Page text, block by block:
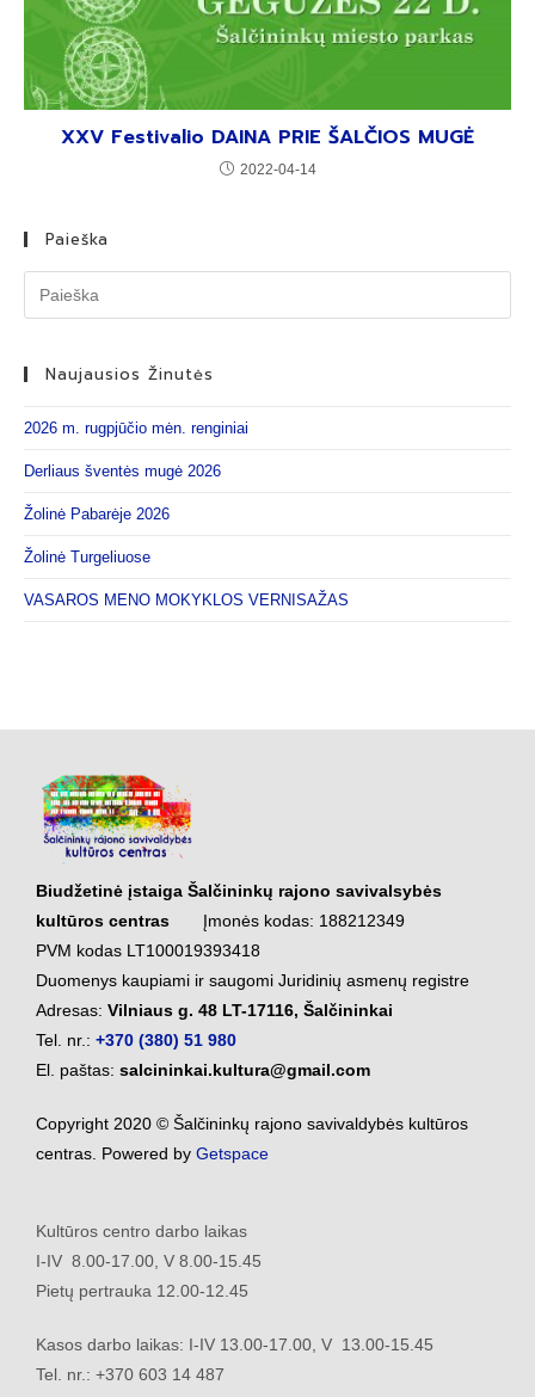
XXV Festivalio DAINA PRIE ŠALČIOS MUGĖ
2022-04-14
Paieška
Naujausios Žinutės
2026 m. rugpjūčio mėn. renginiai
Derliaus šventės mugė 2026
Žolinė Pabarėje 2026
Žolinė Turgeliuose
VASAROS MENO MOKYKLOS VERNISAŽAS
Biudžetinė įstaiga Šalčininkų rajono savivalsybės
kultūros centras
Įmonės kodas: 188212349
PVM kodas LT100019393418
Duomenys kaupiami ir saugomi Juridinių asmenų registre
Adresas: Vilniaus g. 48 LT-17116, Šalčininkai
Tel. nr.: +370 (380) 51 980
El. paštas: salcininkai.kultura@gmail.com
Copyright 2020 © Šalčininkų rajono savivaldybės kultūros
centras. Powered by Getspace
Kultūros centro darbo laikas
I-IV 8.00-17.00, V 8.00-15.45
Pietų pertrauka 12.00-12.45
Kasos darbo laikas: I-IV 13.00-17.00, V 13.00-15.45
Tel. nr.: +370 603 14 487